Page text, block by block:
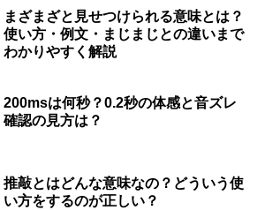
まざまざと見せつけられる意味とは？
使い方・例文・まじまじとの違いまで
わかりやすく解説
200msは何秒？0.2秒の体感と音ズレ
確認の見方は？
推敲とはどんな意味なの？どういう使
い方をするのが正しい？